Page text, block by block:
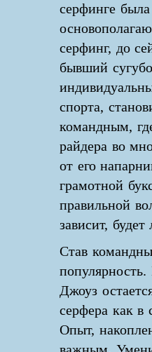
серфинге
серфинг, до
бывший сугубо
спорта,
командным,
райдера во
от его
грамотной
правильной
зависит,
Став
Джоуз
серфера как
Опыт,